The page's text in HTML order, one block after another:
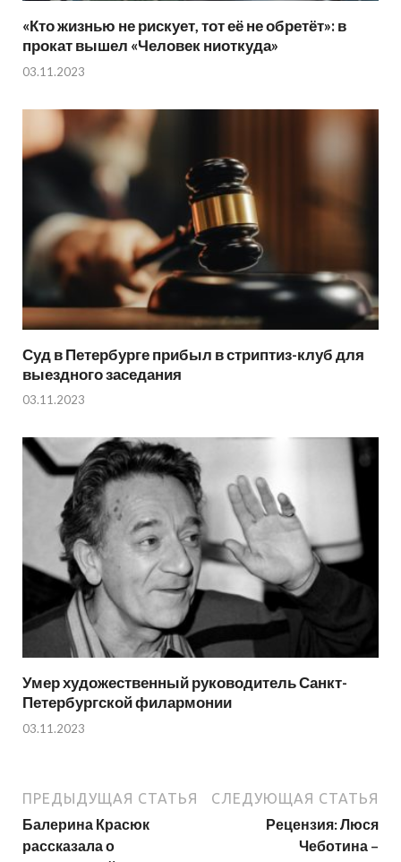
«Кто жизнью не рискует, тот её не обретёт»: в
прокат вышел «Человек ниоткуда»
03.11.2023
Суд в Петербурге прибыл в стриптиз-клуб для
выездного заседания
03.11.2023
Умер художественный руководитель Санкт-
Петербургской филармонии
03.11.2023
ПРЕДЫДУЩАЯ СТАТЬЯ
Балерина Красюк
рассказала о
СЛЕДУЮЩАЯ СТАТЬЯ
Рецензия: Люся
Чеботина –